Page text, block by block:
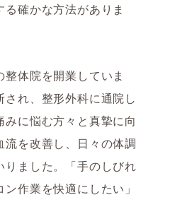
確かな方法がありま
体院を開業していま
れ、整形外科に通院し
に悩む方々と真摯に向
を改善し、日々の体調
ました。「手のしびれ
作業を快適にしたい」